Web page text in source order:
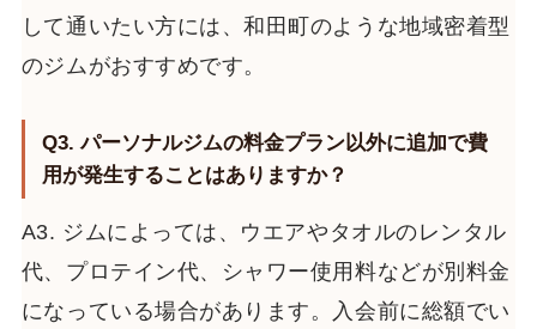
して通いたい方には、和田町のような地域密着型
のジムがおすすめです。
Q3. パーソナルジムの料金プラン以外に追加で費
用が発生することはありますか？
A3. ジムによっては、ウエアやタオルのレンタル
代、プロテイン代、シャワー使用料などが別料金
になっている場合があります。入会前に総額でい